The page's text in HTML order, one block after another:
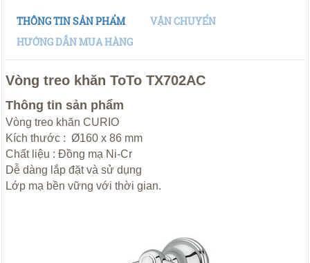
THÔNG TIN SẢN PHẨM
VẬN CHUYỂN
HƯỚNG DẪN MUA HÀNG
Vòng treo khăn ToTo TX702AC
Thông tin sản phẩm
Vòng treo khăn CURIO
Kích thước : Ø160 x 86 mm
Chất liệu : Đồng mạ Ni-Cr
Dễ dàng lắp đặt và sử dụng
Lớp mạ bền vững với thời gian.